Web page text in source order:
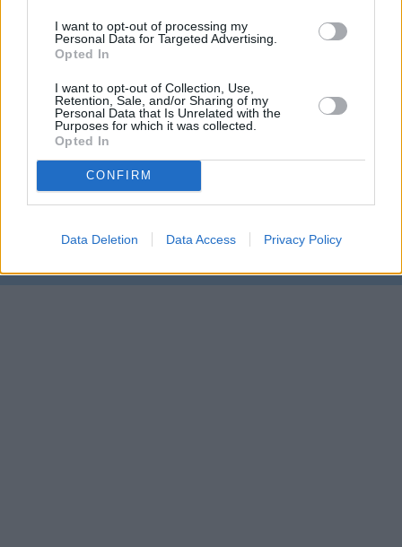
I want to opt-out of processing my
Personal Data for Targeted Advertising.
Opted In
I want to opt-out of Collection, Use,
Retention, Sale, and/or Sharing of my
Personal Data that Is Unrelated with the
Purposes for which it was collected.
Opted In
CONFIRM
Data Deletion Data Access Privacy Policy
ok,moc z toho nejsem chytrý cos tu
Stránka:1[
INFO:Nejnovější reakce jsou na
44
Zpět na předchozí stránku
Parabola.cz- web o satelitní, terestrické a kabelové televizi, ©